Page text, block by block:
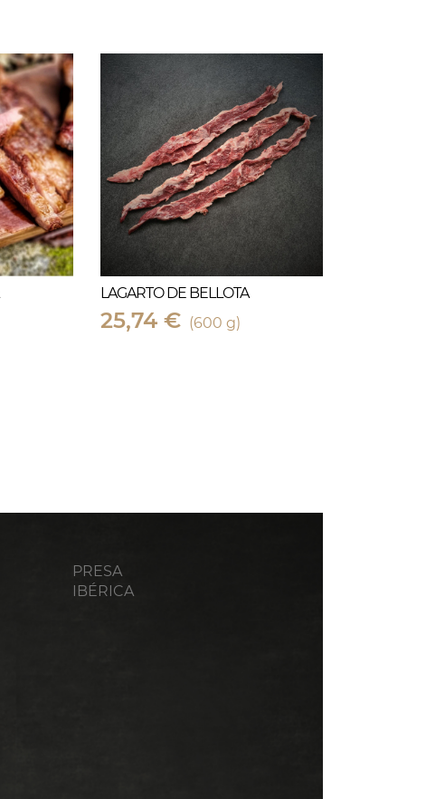
LAGARTO DE BELLOTA
25,74 € (600 g)
PRESA
IBÉRICA